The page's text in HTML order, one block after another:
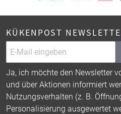
KÜKENPOST
Ja, ich möchte den Newsletter
und über Aktionen informiert
Nutzungsverhalten (z. B.
Personalisierung ausgewertet